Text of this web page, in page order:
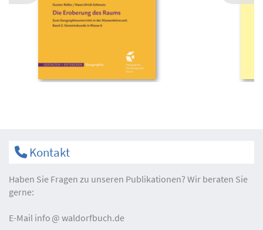
Kontakt
Haben Sie Fragen zu unseren Publikationen? Wir beraten Sie
gerne:
E-Mail info waldorfbuch.de